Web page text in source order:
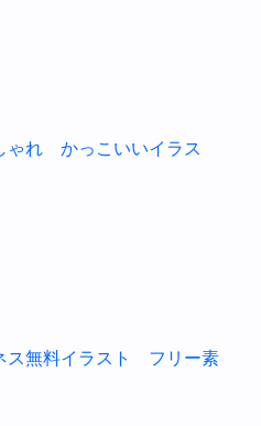
れ かっこいいイラス
無料イラスト フリー素